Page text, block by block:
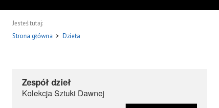
Jesteś tutaj:
Strona główna > Dzieła
Zespół dzieł
Kolekcja Sztuki Dawnej